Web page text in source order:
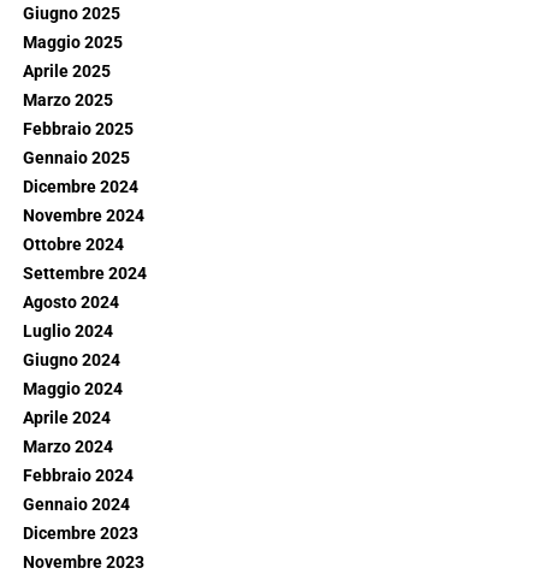
Giugno 2025
Maggio 2025
Aprile 2025
Marzo 2025
Febbraio 2025
Gennaio 2025
Dicembre 2024
Novembre 2024
Ottobre 2024
Settembre 2024
Agosto 2024
Luglio 2024
Giugno 2024
Maggio 2024
Aprile 2024
Marzo 2024
Febbraio 2024
Gennaio 2024
Dicembre 2023
Novembre 2023